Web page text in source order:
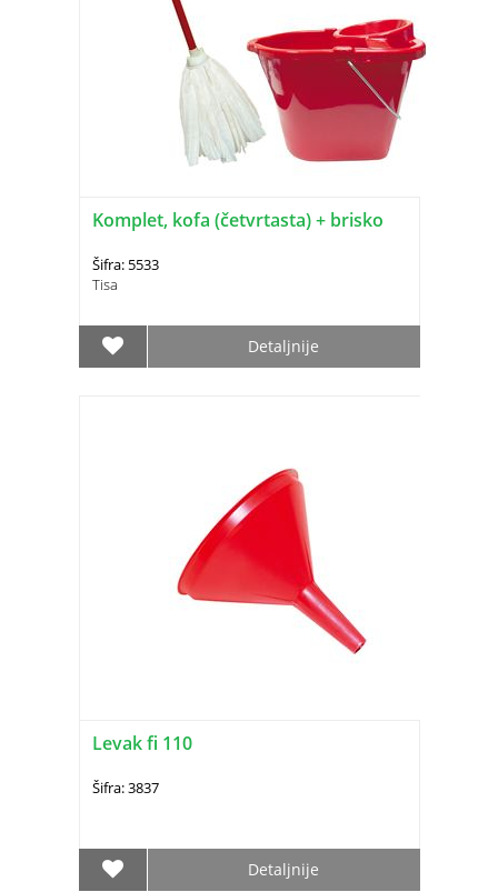
Komplet, kofa (četvrtasta) + brisko
Šifra: 5533
Tisa
Detaljnije
Levak fi 110
Šifra: 3837
Detaljnije